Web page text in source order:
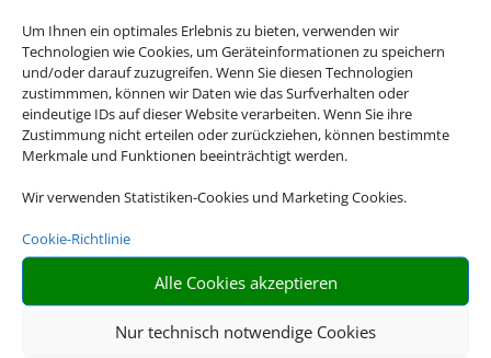
Um Ihnen ein optimales Erlebnis zu bieten, verwenden wir
Technologien wie Cookies, um Geräteinformationen zu speichern
und/oder darauf zuzugreifen. Wenn Sie diesen Technologien
zustimmmen, können wir Daten wie das Surfverhalten oder
eindeutige IDs auf dieser Website verarbeiten. Wenn Sie ihre
Zustimmung nicht erteilen oder zurückziehen, können bestimmte
Merkmale und Funktionen beeinträchtigt werden.
Wir verwenden Statistiken-Cookies und Marketing Cookies.
Cookie-Richtlinie
Alle Cookies akzeptieren
Nur technisch notwendige Cookies